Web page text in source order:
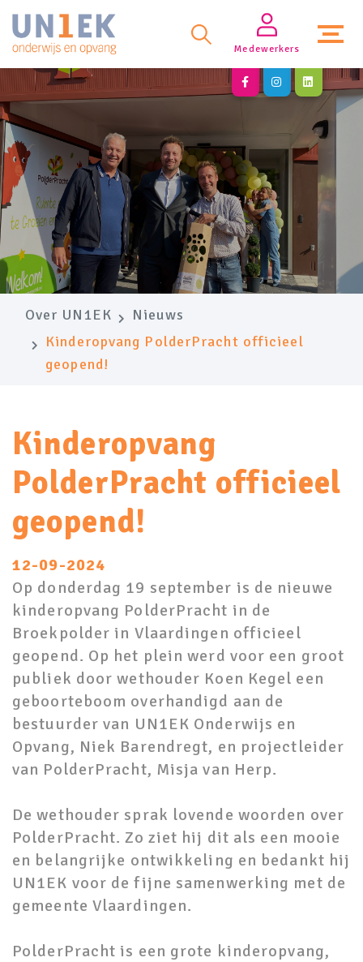
Medewerkers
Over UN1EK
Nieuws
Kinderopvang PolderPracht officieel
geopend!
Kinderopvang
PolderPracht officieel
geopend!
12-09-2024
Op donderdag 19 september is de nieuwe
kinderopvang PolderPracht in de
Broekpolder in Vlaardingen officieel
geopend. Op het plein werd voor een groot
publiek door wethouder Koen Kegel een
geboorteboom overhandigd aan de
bestuurder van UN1EK Onderwijs en
Opvang, Niek Barendregt, en projectleider
van PolderPracht, Misja van Herp.
De wethouder sprak lovende woorden over
PolderPracht. Zo ziet hij dit als een mooie
en belangrijke ontwikkeling en bedankt hij
UN1EK voor de fijne samenwerking met de
gemeente Vlaardingen.
PolderPracht is een grote kinderopvang,